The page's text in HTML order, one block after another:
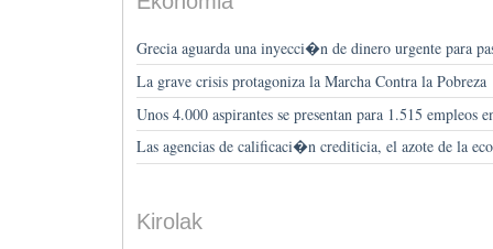
Grecia aguarda una inyecci�n de dinero urgente para
La grave crisis protagoniza la Marcha Contra la Pobreza
Unos 4.000 aspirantes se presentan para 1.515 empleos
Las agencias de calificaci�n crediticia, el azote de la
Kirolak